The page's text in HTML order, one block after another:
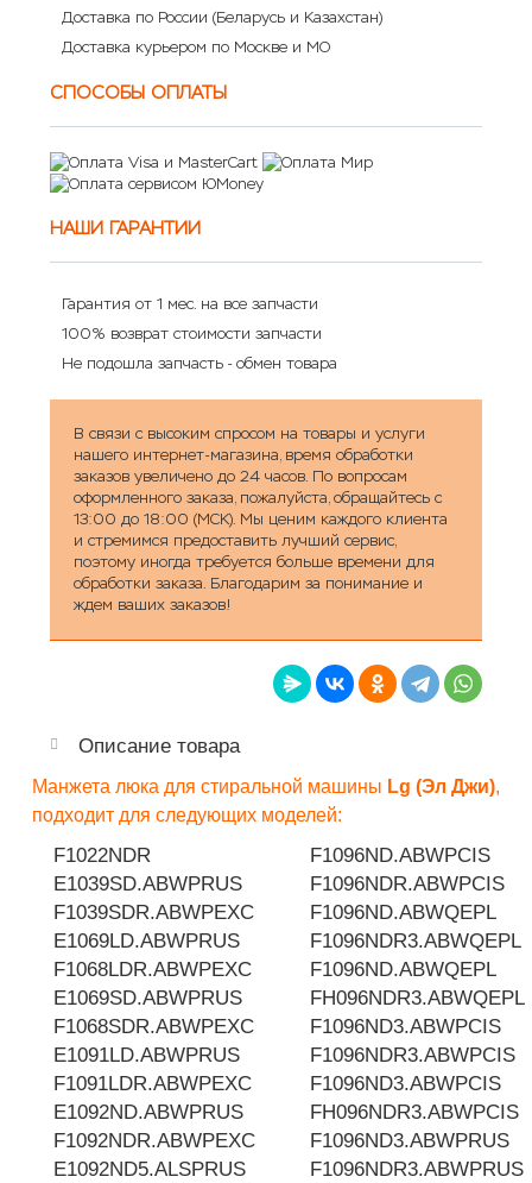
Доставка по России (Беларусь и Казахстан)
Доставка курьером по Москве и МО
СПОСОБЫ ОПЛАТЫ
НАШИ ГАРАНТИИ
Гарантия от 1 мес. на все запчасти
100% возврат стоимости запчасти
Не подошла запчасть - обмен товара
В связи с высоким спросом на товары и услуги
нашего интернет-магазина, время обработки
заказов увеличено до 24 часов. По вопросам
оформленного заказа, пожалуйста, обращайтесь с
13:00 до 18:00 (МСК). Мы ценим каждого клиента
и стремимся предоставить лучший сервис,
поэтому иногда требуется больше времени для
обработки заказа. Благодарим за понимание и
ждем ваших заказов!
Описание товара
Манжета люка для стиральной машины Lg (Эл Джи),
подходит для следующих моделей:
F1022NDR
E1039SD.ABWPRUS
F1039SDR.ABWPEXC
E1069LD.ABWPRUS
F1068LDR.ABWPEXC
E1069SD.ABWPRUS
F1068SDR.ABWPEXC
E1091LD.ABWPRUS
F1091LDR.ABWPEXC
E1092ND.ABWPRUS
F1092NDR.ABWPEXC
E1092ND5.ALSPRUS
F1096ND.ABWPCIS
F1096NDR.ABWPCIS
F1096ND.ABWQEPL
F1096NDR3.ABWQEPL
F1096ND.ABWQEPL
FH096NDR3.ABWQEPL
F1096ND3.ABWPCIS
F1096NDR3.ABWPCIS
F1096ND3.ABWPCIS
FH096NDR3.ABWPCIS
F1096ND3.ABWPRUS
F1096NDR3.ABWPRUS